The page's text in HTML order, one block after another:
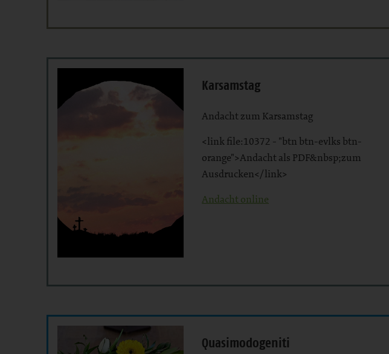
Karsamstag
Andacht zum Karsamstag
<link file:10372 - "btn btn-evlks btn-
orange">Andacht als PDF&nbsp;zum
Ausdrucken</link>
Andacht online
Quasimodogeniti